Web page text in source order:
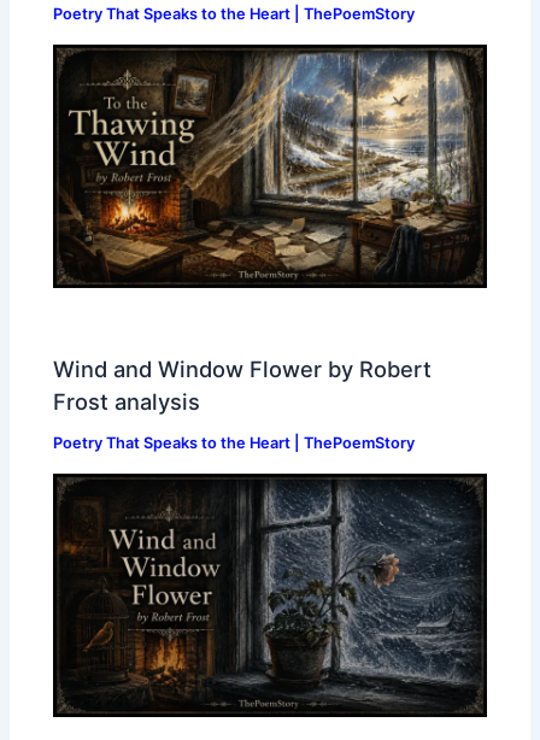
Poetry That Speaks to the Heart | ThePoemStory
Wind and Window Flower by Robert
Frost analysis
Poetry That Speaks to the Heart | ThePoemStory